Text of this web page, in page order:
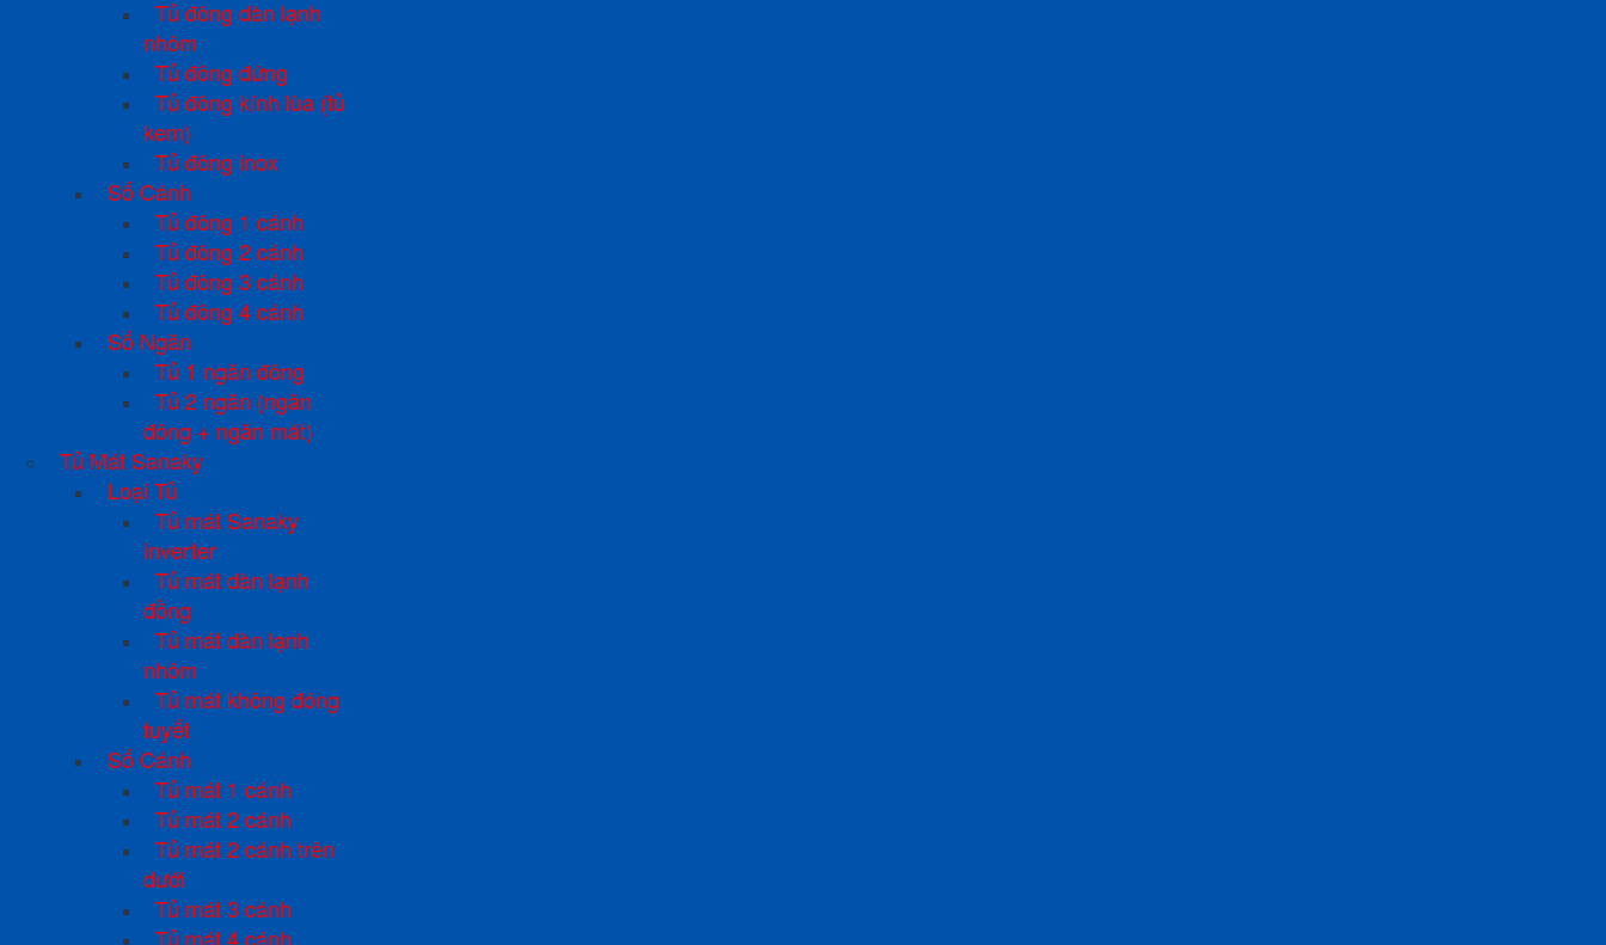
Tủ đông dàn lạnh
nhôm
Tủ đông đứng
Tủ đông kính lùa (tủ
kem)
Tủ đông inox
Số Cánh
Tủ đông 1 cánh
Tủ đông 2 cánh
Tủ đông 3 cánh
Tủ đông 4 cánh
Số Ngăn
Tủ 1 ngăn đông
Tủ 2 ngăn (ngăn
đông + ngăn mát)
Tủ Mát Sanaky
Loại Tủ
Tủ mát Sanaky
inverter
Tủ mát dàn lạnh
đồng
Tủ mát dàn lạnh
nhôm
Tủ mát không đóng
tuyết
Số Cánh
Tủ mát 1 cánh
Tủ mát 2 cánh
Tủ mát 2 cánh trên
dưới
Tủ mát 3 cánh
Tủ mát 4 cánh